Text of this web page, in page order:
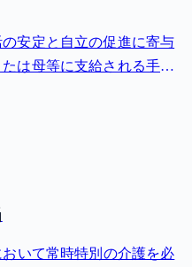
安定と自立の促進に寄与
は母等に支給される手
いて常時特別の介護を必